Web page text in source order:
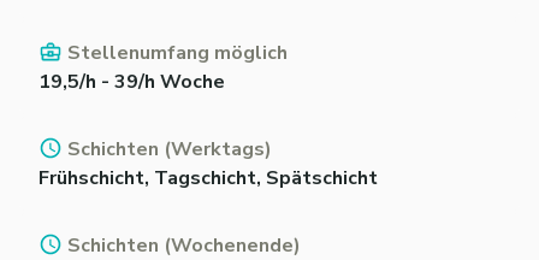
Stellenumfang möglich
19,5/h - 39/h Woche
Schichten (Werktags)
Frühschicht, Tagschicht, Spätschicht
Schichten (Wochenende)